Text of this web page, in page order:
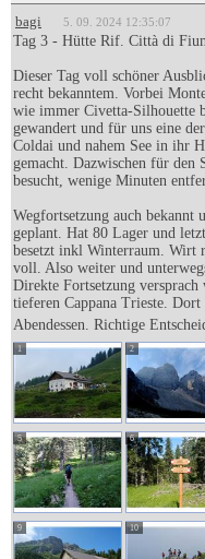
bagi 5. 09. 2024 12:35:07
Tag 3 - Hütte Rif. Città di
Dieser Tag voll schöner
recht bekanntem. Vorbei
wie immer Civetta-Silhouette
gewandert und für uns eine
Coldai und nahem See in ihr
gemacht. Dazwischen für den
besucht, wenige Minuten
Wegfortsetzung auch
geplant. Hat 80 Lager und
besetzt inkl Winterraum. Wirt
voll. Also weiter und
Direkte Fortsetzung
tieferen Cappana Trieste.
Abendessen. Richtige
1 2
5 6
9 10